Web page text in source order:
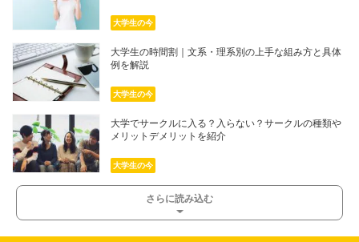
大学生の今
大学生の時間割｜文系・理系別の上手な組み方と具体
例を解説
大学生の今
大学でサークルに入る？入らない？サークルの種類や
メリットデメリットを紹介
大学生の今
さらに読み込む